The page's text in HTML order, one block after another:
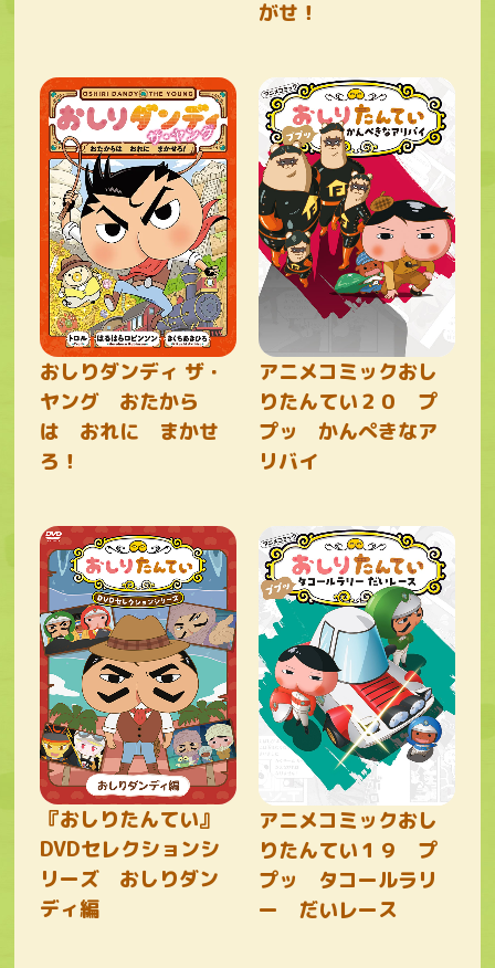
がせ！
おしりダンディ ザ・
ヤング おたから
は おれに まかせ
ろ！
アニメコミックおし
りたんてい２０ プ
プッ かんぺきなア
リバイ
『おしりたんてい』
DVDセレクションシ
リーズ おしりダン
ディ編
アニメコミックおし
りたんてい１９ プ
プッ タコールラリ
ー だいレース